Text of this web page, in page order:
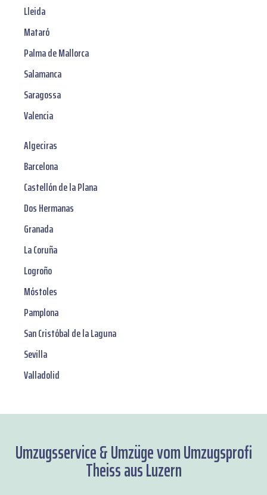
Lleida
Mataró
Palma de Mallorca
Salamanca
Saragossa
Valencia
Algeciras
Barcelona
Castellón de la Plana
Dos Hermanas
Granada
La Coruña
Logroño
Móstoles
Pamplona
San Cristóbal de la Laguna
Sevilla
Valladolid
Umzugsservice & Umzüge vom Umzugsprofi
Theiss aus Luzern